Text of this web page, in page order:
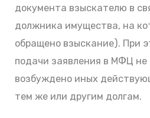
документа взыскателю в
должника имущества, на
обращено взыскание). При
подачи заявления в МФЦ
возбуждено иных
тем же или другим долгам.